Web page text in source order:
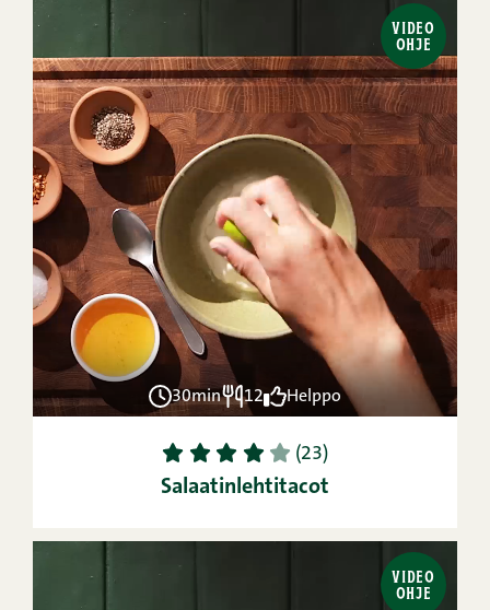
VIDEO
OHJE
30min 12 Helppo
1 2 3 4 5 (23)
Salaatinlehtitacot
VIDEO
OHJE